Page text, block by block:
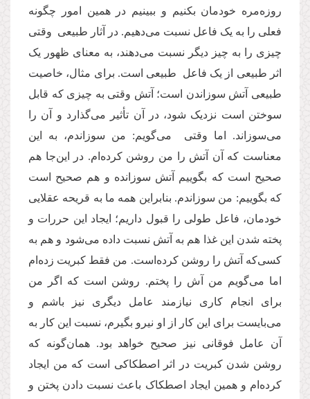
روزه‌مره خودمان بکنیم و ببینیم در همین امور چگونه
فعلی را به یک فاعل نسبت می‌دهیم. در آثار طبیعی وقتی
چیزی را به چیز دیگر نسبت می‌دهند، به معنای ظهور یک
اثر طبیعی از یک فاعل طبیعی است. برای مثال، خاصیت
طبیعی آتش سوزاندن است؛ آتش وقتی به چیزی که قابل
سوختن است نزدیک شود، در آن تأثیر می‌گذارد و آن را
می‌‌سوزاند. اما وقتی می‌گویم: من سوزاندم، به این
معناست که آن آتش را من روشن کرده‌ام. در این‌جا هم
صحیح است که بگوییم آتش سوزانده و هم صحیح است
که بگوییم: من سوزاندم. بنابراین همه ما به قریحه عقلایی
خودمان، فاعل طولی را قبول داریم؛ ایجاد این حررات و
پخته شدن این غذا هم به آتش نسبت داده می‌شود و هم به
کسی‌که آتش را روشن کرده‌است. من فقط کبریت زده‌ام
اما می‌گویم من آش را پختم. روشن است که اگر من
برای انجام کاری نیازمند عامل دیگری نیز باشم و
می‌بایست برای این کار از او نیرو بگیرم، نسبت این کار به
آن عامل فوقانی نیز صحیح خواهد بود. همان‌گونه که
روشن شدن کبریت در اثر اصطکاکی است که من ایجاد
کرده‌ام و همین ایجاد اصطکاک باعث نسبت دادن پختن و